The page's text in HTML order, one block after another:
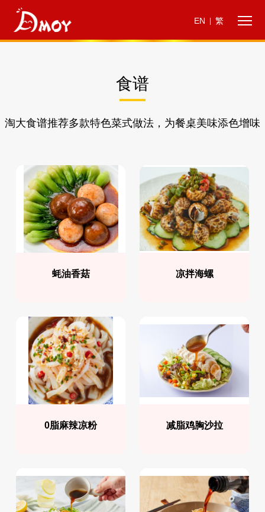
EN 繁
食谱
淘大食谱推荐多款特色菜式做法，为餐桌美味添色增味
蚝油香菇 凉拌海螺
0脂麻辣凉粉 减脂鸡胸沙拉